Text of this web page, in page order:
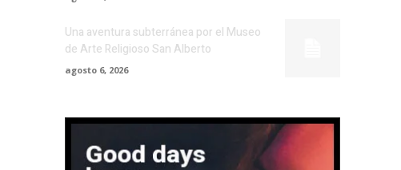
Una aventura subterránea por el Museo
de Arte Religioso San Alberto
agosto 6, 2026